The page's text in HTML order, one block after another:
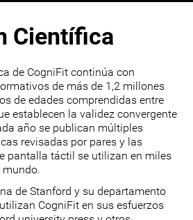
Científica
de CogniFit continúa con
de más de 1,2 millones
de edades comprendidas entre
establecen la validez convergente
año se publican múltiples
revisadas por pares y las
pantalla táctil se utilizan en miles
mundo.
de Stanford y su departamento
CogniFit en sus esfuerzos